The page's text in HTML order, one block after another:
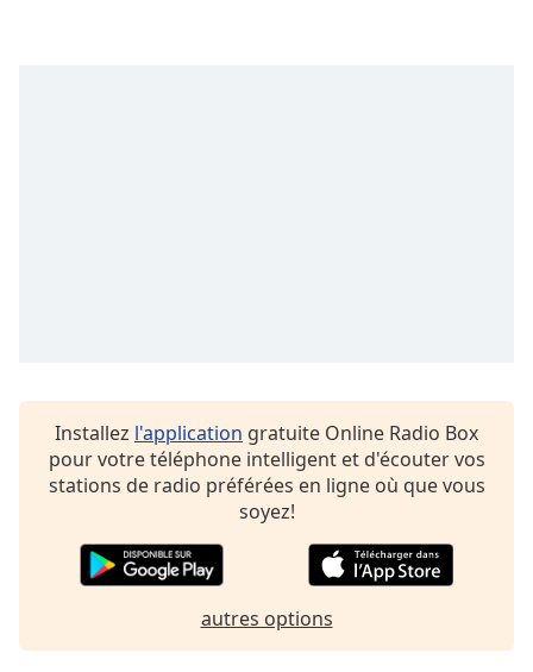
Text
Done
Installez l'application gratuite Online Radio Box
pour votre téléphone intelligent et d'écouter vos
stations de radio préférées en ligne où que vous
soyez!
autres options